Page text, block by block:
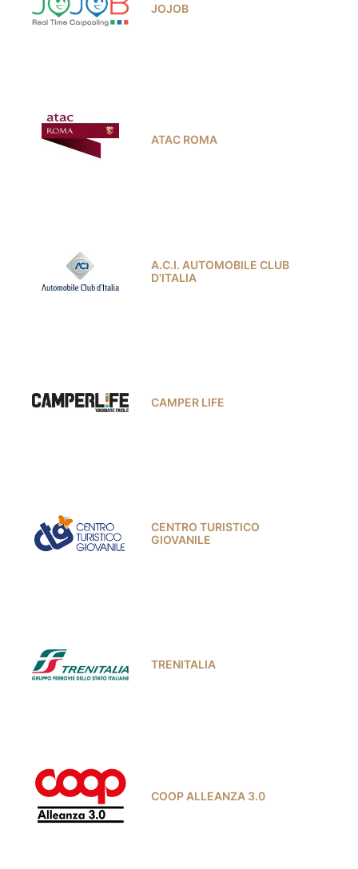
JOJOB
ATAC ROMA
A.C.I. AUTOMOBILE CLUB
D'ITALIA
CAMPER LIFE
CENTRO TURISTICO
GIOVANILE
TRENITALIA
COOP ALLEANZA 3.0